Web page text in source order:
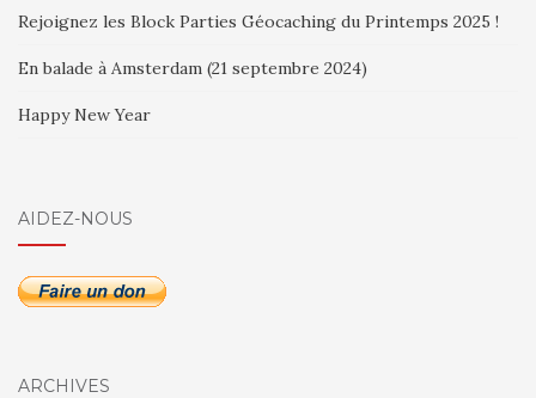
Rejoignez les Block Parties Géocaching du Printemps 2025 !
En balade à Amsterdam (21 septembre 2024)
Happy New Year
AIDEZ-NOUS
ARCHIVES